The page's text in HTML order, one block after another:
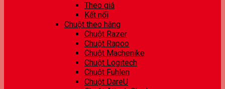
Theo giá
Kết nối
Chuột theo hãng
Chuột Razer
Chuột Rapoo
Chuột Machenike
Chuột Logitech
Chuột Fuhlen
Chuột DareU